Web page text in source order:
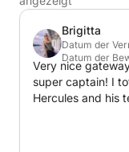
Brigitta
Datum der
Datum der
Very nice
super captain! I
Hercules and his